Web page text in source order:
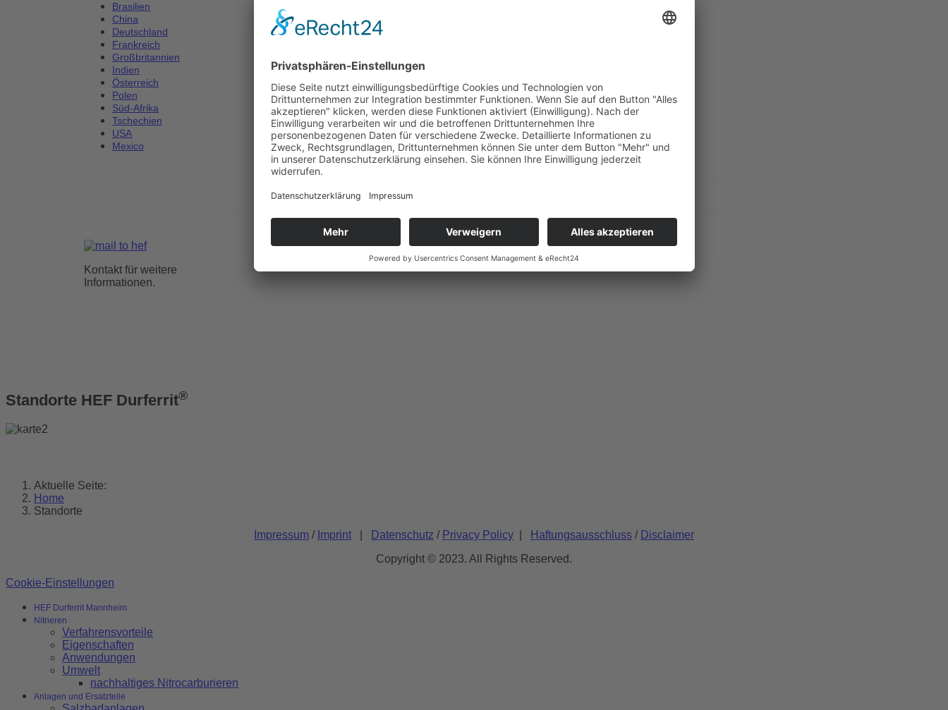
Brasilien
China
Deutschland
Frankreich
Großbritannien
Indien
Österreich
Polen
Süd-Afrika
Tschechien
USA
Mexico
Kontakt für weitere
Informationen.
Standorte HEF Durferrit®
Aktuelle Seite:
Home
Standorte
Impressum / Imprint Datenschutz / Privacy Policy Haftungsausschluss / Disclaimer
Copyright © 2023. All Rights Reserved.
Cookie-Einstellungen
HEF Durferrit Mannheim
Nitrieren
Verfahrensvorteile
Eigenschaften
Anwendungen
Umwelt
nachhaltiges Nitrocarburieren
Anlagen und Ersatzteile